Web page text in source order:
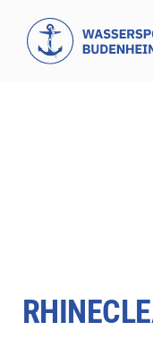
Zum
Inhalt
springen